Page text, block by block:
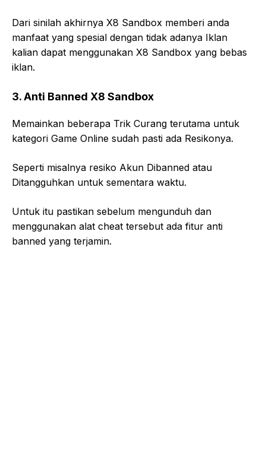
Dari sinilah akhirnya X8 Sandbox memberi anda
manfaat yang spesial dengan tidak adanya Iklan
kalian dapat menggunakan X8 Sandbox yang bebas
iklan.
3. Anti Banned X8 Sandbox
Memainkan beberapa Trik Curang terutama untuk
kategori Game Online sudah pasti ada Resikonya.
Seperti misalnya resiko Akun Dibanned atau
Ditangguhkan untuk sementara waktu.
Untuk itu pastikan sebelum mengunduh dan
menggunakan alat cheat tersebut ada fitur anti
banned yang terjamin.